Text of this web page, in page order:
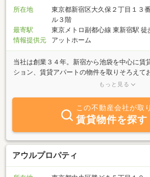
所在地
東京都新宿区大久保２丁目１３
ル３階
最寄駅
東京メトロ副都心線 東新宿駅 徒
情報提供元
アットホーム
当社は創業３４年。新宿から池袋を中心に賃
ション、賃貸アパートの物件を取りそろえて
にご一報下さいませ。また定休日、時間外は
もっと見る
この不動産会社が取
賃貸物件を探す
アウルプロパティ